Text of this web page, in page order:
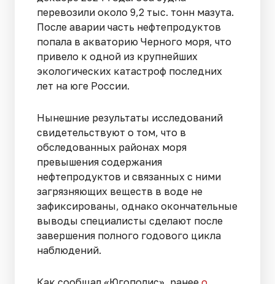
перевозили около 9,2 тыс. тонн мазута.
После аварии часть нефтепродуктов
попала в акваторию Черного моря, что
привело к одной из крупнейших
экологических катастроф последних
лет на юге России.
Нынешние результаты исследований
свидетельствуют о том, что в
обследованных районах моря
превышения содержания
нефтепродуктов и связанных с ними
загрязняющих веществ в воде не
зафиксированы, однако окончательные
выводы специалисты сделают после
завершения полного годового цикла
наблюдений.